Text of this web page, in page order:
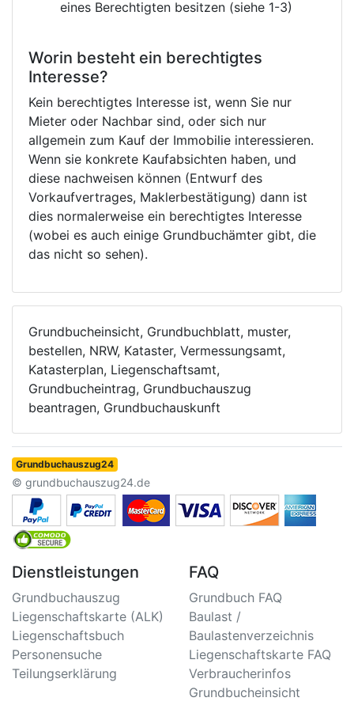
eines Berechtigten besitzen (siehe 1-3)
Worin besteht ein berechtigtes
Interesse?
Kein berechtigtes Interesse ist, wenn Sie nur
Mieter oder Nachbar sind, oder sich nur
allgemein zum Kauf der Immobilie interessieren.
Wenn sie konkrete Kaufabsichten haben, und
diese nachweisen können (Entwurf des
Vorkaufvertrages, Maklerbestätigung) dann ist
dies normalerweise ein berechtigtes Interesse
(wobei es auch einige Grundbuchämter gibt, die
das nicht so sehen).
Grundbucheinsicht, Grundbuchblatt, muster,
bestellen, NRW, Kataster, Vermessungsamt,
Katasterplan, Liegenschaftsamt,
Grundbucheintrag, Grundbuchauszug
beantragen, Grundbuchauskunft
Grundbuchauszug24
© grundbuchauszug24.de
Dienstleistungen
Grundbuchauszug
Liegenschaftskarte (ALK)
Liegenschaftsbuch
Personensuche
Teilungserklärung
FAQ
Grundbuch FAQ
Baulast /
Baulastenverzeichnis
Liegenschaftskarte FAQ
Verbraucherinfos
Grundbucheinsicht